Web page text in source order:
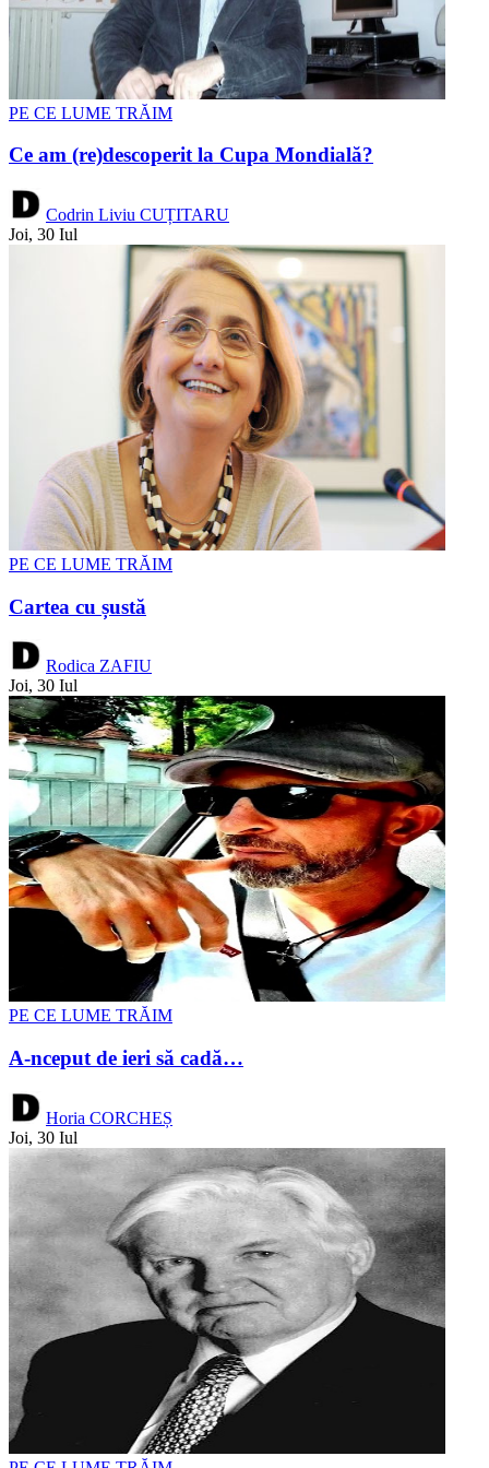
PE CE LUME TRĂIM
Ce am (re)descoperit la Cupa Mondială?
Codrin Liviu CUȚITARU
Joi, 30 Iul
PE CE LUME TRĂIM
Cartea cu șustă
Rodica ZAFIU
Joi, 30 Iul
PE CE LUME TRĂIM
A-nceput de ieri să cadă…
Horia CORCHEȘ
Joi, 30 Iul